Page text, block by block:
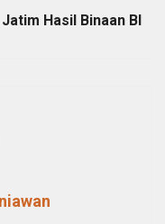
Hasil Binaan BI